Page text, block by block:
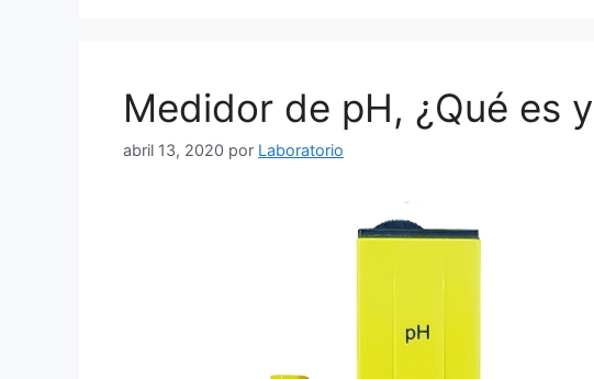
Medidor de pH, ¿Qué es
abril 13, 2020 por Laboratorio